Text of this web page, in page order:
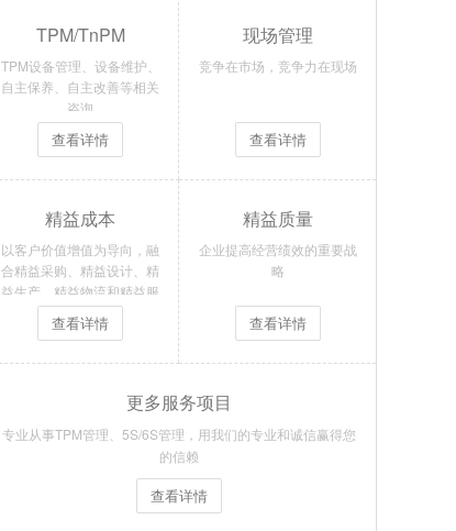
TPM/TnPM
TPM设备管理、设备维护、
自主保养、自主改善等相关
咨询
查看详情
现场管理
竞争在市场，竞争力在现场
查看详情
精益成本
以客户价值增值为导向，融
合精益采购、精益设计、精
益生产、精益物流和精益服
务技术，把精益管理思想与
成本管理思想相结合
查看详情
精益质量
企业提高经营绩效的重要战
略
查看详情
更多服务项目
专业从事TPM管理、5S/6S管理，用我们的专业和诚信赢得您
的信赖
查看详情